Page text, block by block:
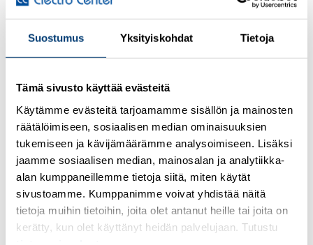
Suostumus Yksityiskohdat Tietoja
Tämä sivusto käyttää evästeitä
Käytämme evästeitä tarjoamamme sisällön ja mainosten
räätälöimiseen, sosiaalisen median ominaisuuksien
tukemiseen ja kävijämäärämme analysoimiseen. Lisäksi
jaamme sosiaalisen median, mainosalan ja analytiikka-
alan kumppaneillemme tietoja siitä, miten käytät
sivustoamme. Kumppanimme voivat yhdistää näitä
tietoja muihin tietoihin, joita olet antanut heille tai joita on
kerätty, kun olet käyttänyt heidän palvelujaan. Tutustu
Uusi
Kirjaudu sisään nähdäksesi hinnat ja käyttääksesi
Uudet tuotteet
TUTUSTU MYÖS